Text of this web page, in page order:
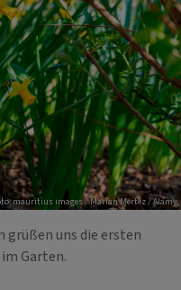
mauritius images / Marian.Mertez / Alamy
grüßen uns die ersten
Garten.